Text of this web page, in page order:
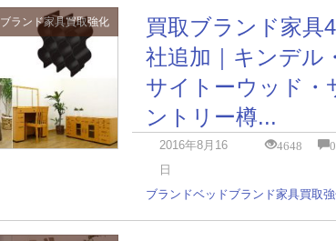
ブランド家具買取強化
買取ブランド家具4
社追加｜キンデル
サイトーウッド・
ントリー樽...
2016年8月16
日
4648 0
ブランドベッドブランド家具買取